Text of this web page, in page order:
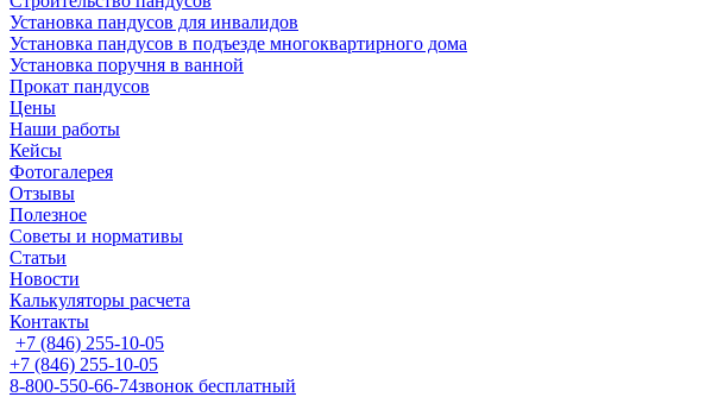
Установка пандусов для инвалидов
Установка пандусов в подъезде многоквартирного дома
Установка поручня в ванной
Прокат пандусов
Цены
Наши работы
Кейсы
Фотогалерея
Отзывы
Полезное
Советы и нормативы
Статьи
Новости
Калькуляторы расчета
Контакты
+7 (846) 255-10-05
+7 (846) 255-10-05
8-800-550-66-74звонок бесплатный